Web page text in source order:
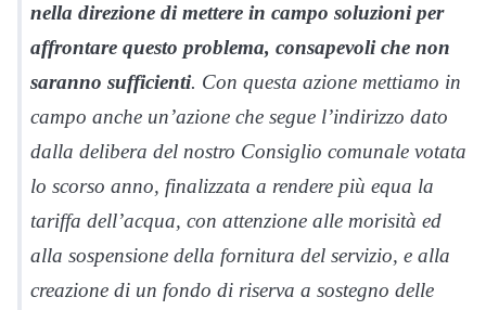
nella direzione di mettere in campo soluzioni per
affrontare questo problema, consapevoli che non
saranno sufficienti. Con questa azione mettiamo in
campo anche un’azione che segue l’indirizzo dato
dalla delibera del nostro Consiglio comunale votata
lo scorso anno, finalizzata a rendere più equa la
tariffa dell’acqua, con attenzione alle morisità ed
alla sospensione della fornitura del servizio, e alla
creazione di un fondo di riserva a sostegno delle